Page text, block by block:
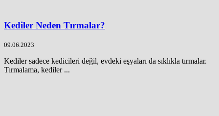
Kediler Neden Tırmalar?
09.06.2023
Kediler sadece kedicileri değil, evdeki eşyaları da sıklıkla tırmalar.
Tırmalama, kediler ...